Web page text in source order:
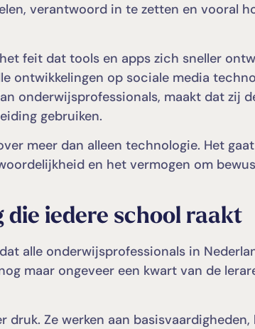
verantwoord in te zetten en vooral
feit dat tools en apps zich sneller
ontwikkelingen op sociale media
onderwijsprofessionals, maakt dat zij
gebruiken.
meer dan alleen technologie. Het
en het vermogen om
die iedere school raakt
alle onderwijsprofessionals in
maar ongeveer een kwart van de
druk. Ze werken aan